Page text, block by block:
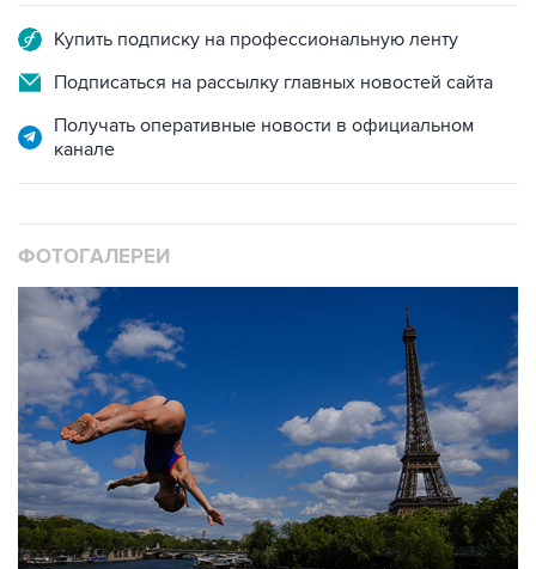
Купить подписку на профессиональную ленту
Подписаться на рассылку главных новостей сайта
Получать оперативные новости в официальном
канале
ФОТОГАЛЕРЕИ